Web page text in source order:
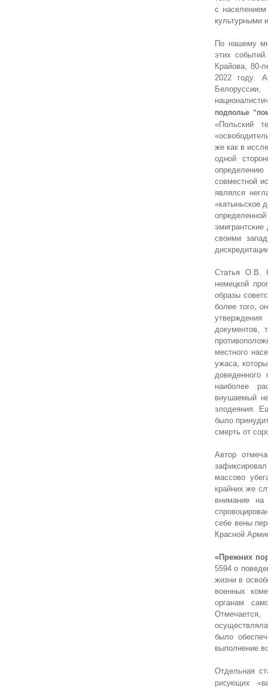
с
культурными
По нашему
этих
Крайова, 80-
2022 году.
подполье
«Польский
же как в
одной
совместной
являлся
«катыньское
своими
Статья О.В.
немецкой
образы
более того,
документов,
местного
ужаса,
доведенного
наиболее
внушаемый
злодеяния.
было
смерть от
Автор
массово
крайних же
внимание
себе вены
Красной
«Прежних
5594 о
жизни в
военных
органам
Отмечается,
было
выполнение
Отдельная
рисующих